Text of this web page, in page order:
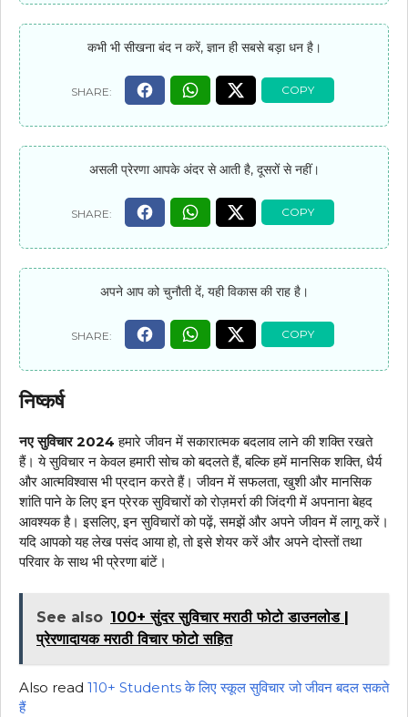
कभी भी सीखना बंद न करें, ज्ञान ही सबसे बड़ा धन है।
असली प्रेरणा आपके अंदर से आती है, दूसरों से नहीं।
अपने आप को चुनौती दें, यही विकास की राह है।
निष्कर्ष
नए सुविचार 2024 हमारे जीवन में सकारात्मक बदलाव लाने की शक्ति रखते
हैं। ये सुविचार न केवल हमारी सोच को बदलते हैं, बल्कि हमें मानसिक शक्ति, धैर्य
और आत्मविश्वास भी प्रदान करते हैं। जीवन में सफलता, खुशी और मानसिक
शांति पाने के लिए इन प्रेरक सुविचारों को रोज़मर्रा की जिंदगी में अपनाना बेहद
आवश्यक है। इसलिए, इन सुविचारों को पढ़ें, समझें और अपने जीवन में लागू करें।
यदि आपको यह लेख पसंद आया हो, तो इसे शेयर करें और अपने दोस्तों तथा
परिवार के साथ भी प्रेरणा बांटें।
See also 100+ सुंदर सुविचार मराठी फोटो डाउनलोड |
प्रेरणादायक मराठी विचार फोटो सहित
Also read 110+ Students के लिए स्कूल सुविचार जो जीवन बदल सकते
हैं